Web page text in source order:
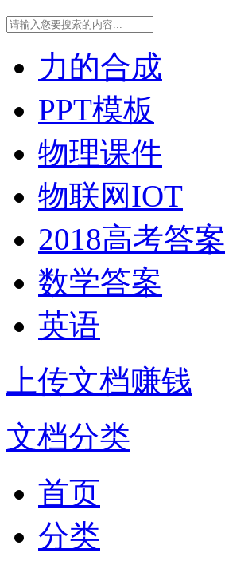
力的合成
PPT模板
物理课件
物联网IOT
2018高考答案
数学答案
英语
上传文档赚钱
文档分类
首页
分类